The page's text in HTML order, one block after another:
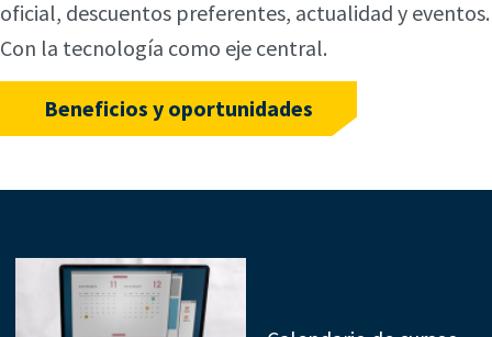
oficial, descuentos preferentes, actualidad y eventos.
Con la tecnología como eje central.
Beneficios y oportunidades